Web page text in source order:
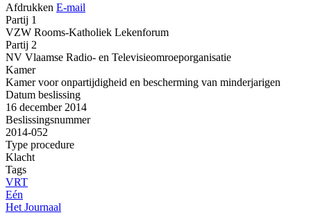
Afdrukken E-mail
Partij 1
VZW Rooms-Katholiek Lekenforum
Partij 2
NV Vlaamse Radio- en Televisieomroeporganisatie
Kamer
Kamer voor onpartijdigheid en bescherming van minderjarigen
Datum beslissing
16 december 2014
Beslissingsnummer
2014-052
Type procedure
Klacht
Tags
VRT
Eén
Het Journaal